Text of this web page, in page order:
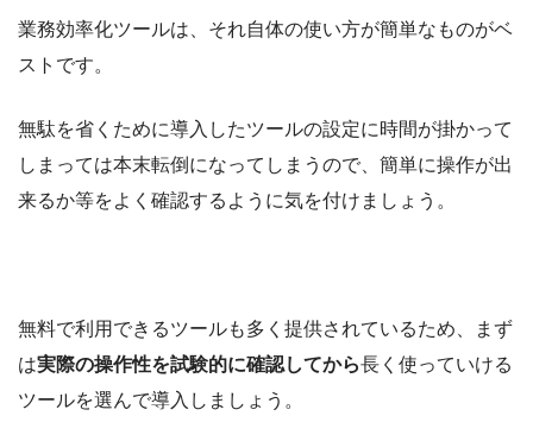
業務効率化ツールは、それ自体の使い方が簡単なものがベ
ストです。
無駄を省くために導入したツールの設定に時間が掛かって
しまっては本末転倒になってしまうので、簡単に操作が出
来るか等をよく確認するように気を付けましょう。
無料で利用できるツールも多く提供されているため、まず
は実際の操作性を試験的に確認してから長く使っていける
ツールを選んで導入しましょう。